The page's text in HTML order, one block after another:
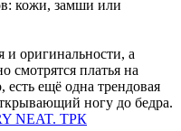
кожи, замши или
и оригинальности, а
смотрятся платья на
ещё одна трендовая
ногу до бедра.